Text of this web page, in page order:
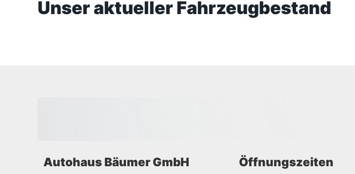
Unser aktueller Fahrzeugbestand
Autohaus Bäumer GmbH Öffnungszeiten